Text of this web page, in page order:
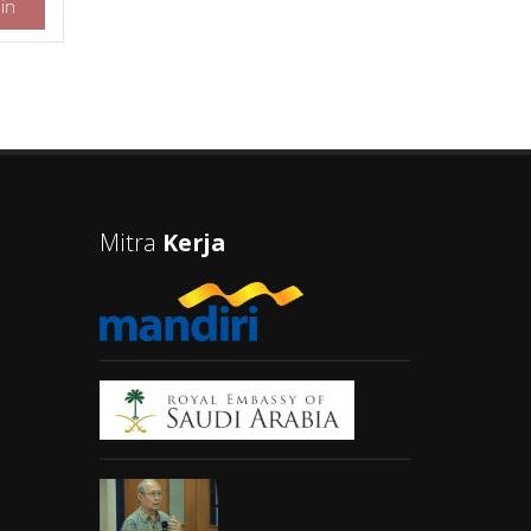
Mitra Kerja